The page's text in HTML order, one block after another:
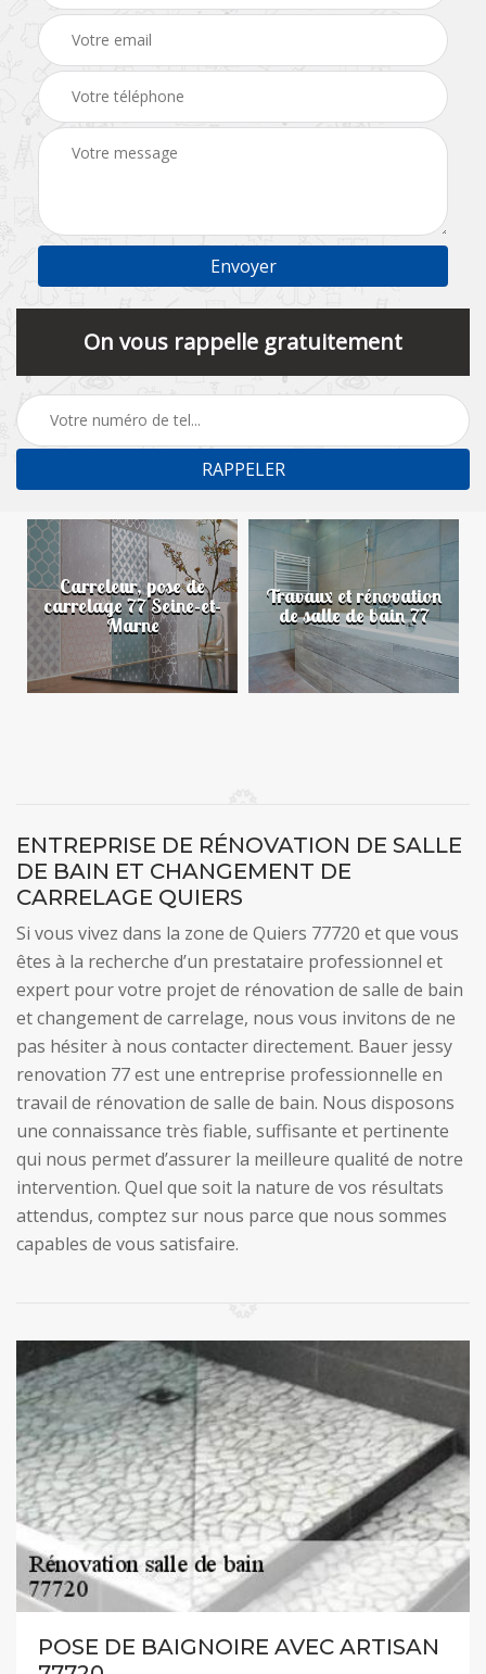
On vous rappelle gratuitement
Carreleur, pose de
carrelage 77 Seine-et-
Marne
Travaux et rénovation
de salle de bain 77
ENTREPRISE DE RÉNOVATION DE SALLE
DE BAIN ET CHANGEMENT DE
CARRELAGE QUIERS
Si vous vivez dans la zone de Quiers 77720 et que vous
êtes à la recherche d’un prestataire professionnel et
expert pour votre projet de rénovation de salle de bain
et changement de carrelage, nous vous invitons de ne
pas hésiter à nous contacter directement. Bauer jessy
renovation 77 est une entreprise professionnelle en
travail de rénovation de salle de bain. Nous disposons
une connaissance très fiable, suffisante et pertinente
qui nous permet d’assurer la meilleure qualité de notre
intervention. Quel que soit la nature de vos résultats
attendus, comptez sur nous parce que nous sommes
capables de vous satisfaire.
POSE DE BAIGNOIRE AVEC ARTISAN